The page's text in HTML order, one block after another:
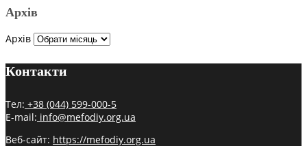
Архів
Архів
Контакти
Тел: +38 (044) 599-000-5
E-mail: info@mefodiy.org.ua
Веб-сайт: https://mefodiy.org.ua